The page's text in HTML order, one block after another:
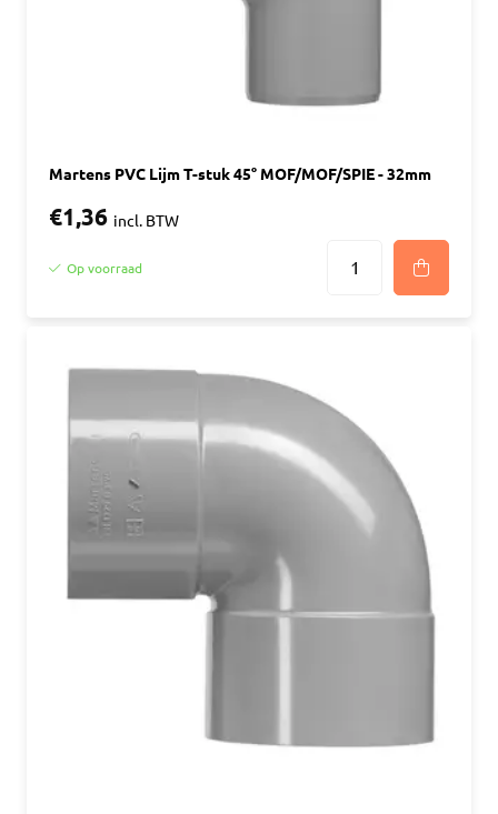
Martens PVC Lijm T-stuk 45° MOF/MOF/SPIE - 32mm
€1,36 incl. BTW
Op voorraad